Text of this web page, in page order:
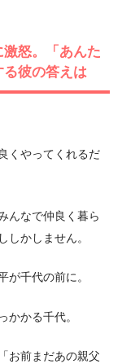
怒。「あんた
彼の答えは
くやってくれるだ
んなで仲良く暮ら
しかしません。
が千代の前に。
かかる千代。
お前まだあの親父